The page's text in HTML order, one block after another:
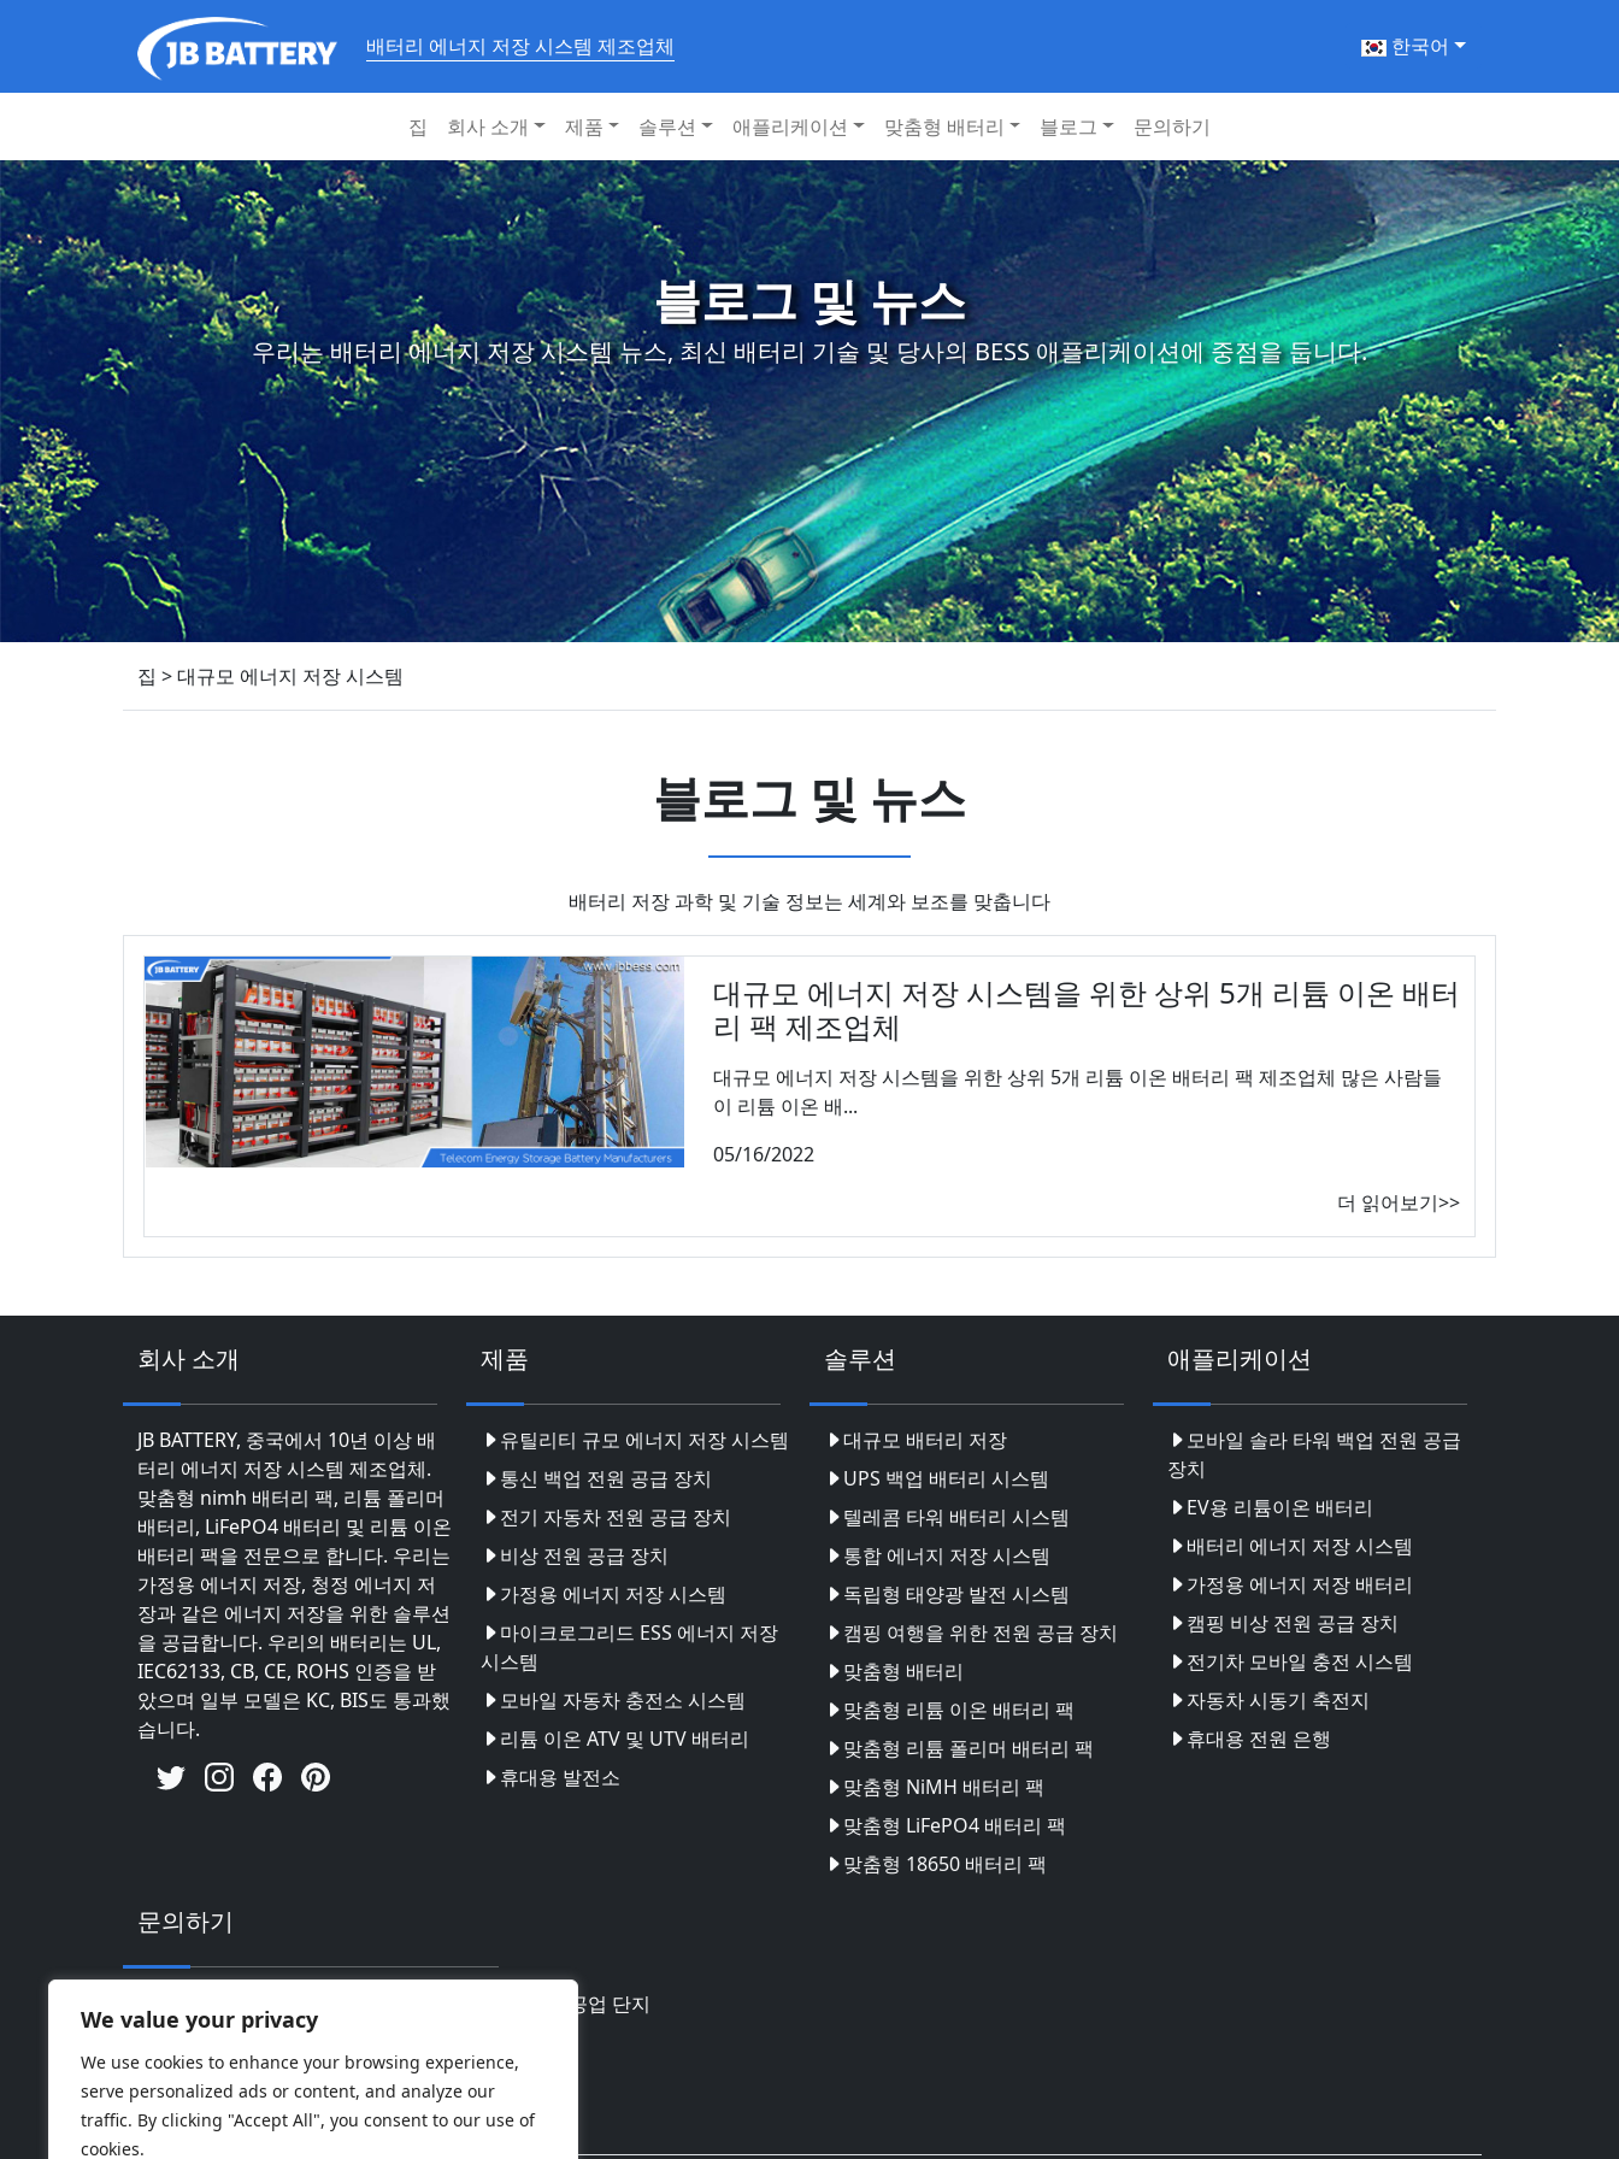
We value your privacy
We use cookies to enhance your browsing experience,
serve personalized ads or content, and analyze our
traffic. By clicking "Accept All", you consent to our use of
cookies.
배터리 에너지 저장 시스템 제조업체 한국어
집 회사 소개 제품 솔루션 애플리케이션 맞춤형 배터리 블로그 문의하기
블로그 및 뉴스
우리는 배터리 에너지 저장 시스템 뉴스, 최신 배터리 기술 및 당사의 BESS 애플리케이션에 중점을 둡니다.
집 >대규모 에너지 저장 시스템
블로그 및 뉴스
배터리 저장 과학 및 기술 정보는 세계와 보조를 맞춥니다
대규모 에너지 저장 시스템을 위한 상위 5개 리튬 이온 배터
리 팩 제조업체
대규모 에너지 저장 시스템을 위한 상위 5개 리튬 이온 배터리 팩 제조업체 많은 사람들
이 리튬 이온 배...
05/16/2022
더 읽어보기>>
회사 소개
JB BATTERY, 중국에서 10년 이상 배
터리 에너지 저장 시스템 제조업체.
맞춤형 nimh 배터리 팩, 리튬 폴리머
배터리, LiFePO4 배터리 및 리튬 이온
배터리 팩을 전문으로 합니다. 우리는
가정용 에너지 저장, 청정 에너지 저
장과 같은 에너지 저장을 위한 솔루션
을 공급합니다. 우리의 배터리는 UL,
IEC62133, CB, CE, ROHS 인증을 받
았으며 일부 모델은 KC, BIS도 통과했
습니다.
제품
유틸리티 규모 에너지 저장 시스템
통신 백업 전원 공급 장치
전기 자동차 전원 공급 장치
비상 전원 공급 장치
가정용 에너지 저장 시스템
마이크로그리드 ESS 에너지 저장
시스템
모바일 자동차 충전소 시스템
리튬 이온 ATV 및 UTV 배터리
휴대용 발전소
솔루션
대규모 배터리 저장
UPS 백업 배터리 시스템
텔레콤 타워 배터리 시스템
통합 에너지 저장 시스템
독립형 태양광 발전 시스템
캠핑 여행을 위한 전원 공급 장치
맞춤형 배터리
맞춤형 리튬 이온 배터리 팩
맞춤형 리튬 폴리머 배터리 팩
맞춤형 NiMH 배터리 팩
맞춤형 LiFePO4 배터리 팩
맞춤형 18650 배터리 팩
애플리케이션
모바일 솔라 타워 백업 전원 공급
장치
EV용 리튬이온 배터리
배터리 에너지 저장 시스템
가정용 에너지 저장 배터리
캠핑 비상 전원 공급 장치
전기차 모바일 충전 시스템
자동차 시동기 축전지
휴대용 전원 은행
문의하기
주소: 중국 광동성 후이저우시 후이난 하이테크 공업 단지
핸드폰: 0086-18169936698
Email: info@jbbatterychina.com